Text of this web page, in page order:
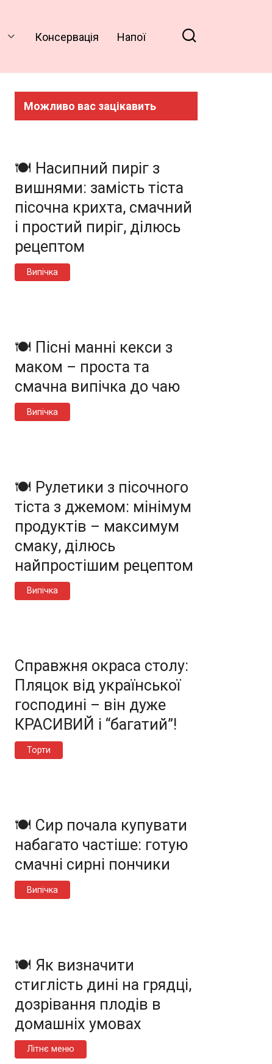
Консервація Напої
Можливо вас зацікавить
🍽️ Насипний пиріг з
вишнями: замість тіста
пісочна крихта, смачний
і простий пиріг, ділюсь
рецептом
Випічка
🍽️ Пісні манні кекси з
маком – проста та
смачна випічка до чаю
Випічка
🍽️ Рулетики з пісочного
тіста з джемом: мінімум
продуктів – максимум
смаку, ділюсь
найпростішим рецептом
Випічка
Справжня окраса столу:
Пляцок від української
господині – він дуже
КРАСИВИЙ і “багатий”!
Торти
🍽️ Сир почала купувати
набагато частіше: готую
смачні сирні пончики
Випічка
🍽️ Як визначити
стиглість дині на грядці,
дозрівання плодів в
домашніх умовах
Літнє меню